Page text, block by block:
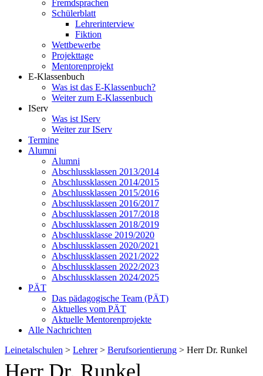
Fremdsprachen
Schülerblatt
Lehrerinterview
Fiktion
Wettbewerbe
Projekttage
Mentorenprojekt
E-Klassenbuch
Was ist das E-Klassenbuch?
Weiter zum E-Klassenbuch
IServ
Was ist IServ
Weiter zur IServ
Termine
Alumni
Alumni
Abschlussklassen 2013/2014
Abschlussklassen 2014/2015
Abschlussklassen 2015/2016
Abschlussklassen 2016/2017
Abschlussklassen 2017/2018
Abschlussklassen 2018/2019
Abschlussklasse 2019/2020
Abschlussklassen 2020/2021
Abschlussklassen 2021/2022
Abschlussklassen 2022/2023
Abschlussklassen 2024/2025
PÄT
Das pädagogische Team (PÄT)
Aktuelles vom PÄT
Aktuelle Mentorenprojekte
Alle Nachrichten
Leinetalschulen > Lehrer> Berufsorientierung > Herr Dr. Runkel
Herr Dr. Runkel